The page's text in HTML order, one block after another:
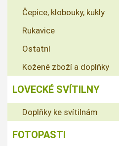
Čepice, klobouky, kukly
Rukavice
Ostatní
Kožené zboží a doplňky
LOVECKÉ SVÍTILNY
Doplňky ke svítilnám
FOTOPASTI